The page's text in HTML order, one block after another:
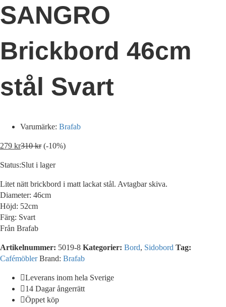
SANGRO
Brickbord 46cm
stål Svart
Varumärke: Brafab
279 kr310kr (-10%)
Status:Slut i lager
Litet nätt brickbord i matt lackat stål. Avtagbar skiva.
Diameter: 46cm
Höjd: 52cm
Färg: Svart
Från Brafab
Artikelnummer: 5019-8 Kategorier: Bord, Sidobord Tag:
Cafémöbler Brand: Brafab
Leverans inom hela Sverige
14 Dagar ångerrätt
Öppet köp